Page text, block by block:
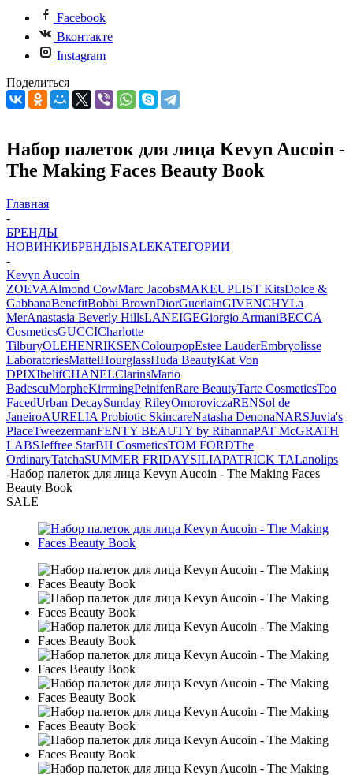
Facebook
Вконтакте
Instagram
Поделиться
Набор палеток для лица Kevyn Aucoin -
The Making Faces Beauty Book
Главная
-
БРЕНДЫ
НОВИНКИБРЕНДЫSALEКАТЕГОРИИ
-
Kevyn Aucoin
ZOEVAAlmond CowMarc JacobsMAKEUPLIST KitsDolce &
GabbanaBenefitBobbi BrownDiorGuerlainGIVENCHYLa
MerAnastasia Beverly HillsLANEIGEGiorgio ArmaniBECCA
CosmeticsGUCCICharlotte
TilburyOLEHENRIKSENColourpopEstee LauderEmbryolisse
LaboratoriesMattelHourglassHuda BeautyKat Von
DPIXIbelifCHANELClarinsMario
BadescuMorpheKirrmingPeinifenRare BeautyTarte CosmeticsToo
FacedUrban DecaySunday RileyOmoroviczaRENSol de
JaneiroAURELIA Probiotic SkincareNatasha DenonaNARSJuvia's
PlaceTweezermanFENTY BEAUTY by RihannaPAT McGRATH
LABSJeffree StarBH CosmeticsTOM FORDThe
OrdinaryTatchaSUMMER FRIDAYSILIAPATRICK TALanolips
-Набор палеток для лица Kevyn Aucoin - The Making Faces
Beauty Book
SALE